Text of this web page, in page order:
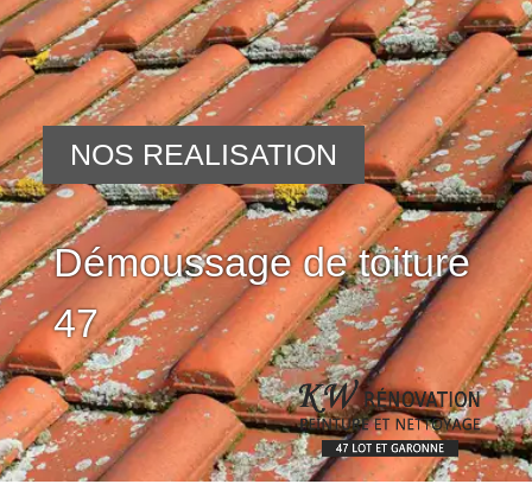
Démoussage de toiture
47
NOS REALISATION